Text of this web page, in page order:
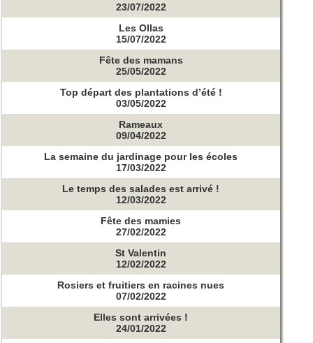
23/07/2022
Les Ollas
15/07/2022
Fête des mamans
25/05/2022
Top départ des plantations d’été !
03/05/2022
Rameaux
09/04/2022
La semaine du jardinage pour les écoles
17/03/2022
Le temps des salades est arrivé !
12/03/2022
Fête des mamies
27/02/2022
St Valentin
12/02/2022
Rosiers et fruitiers en racines nues
07/02/2022
Elles sont arrivées !
24/01/2022